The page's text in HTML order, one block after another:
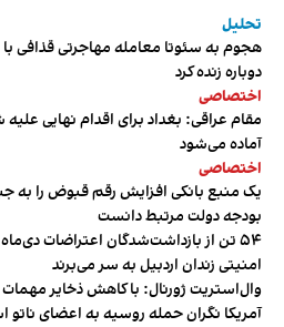
تحلیل
هجوم به سئوتا معامله مهاجرتی قذافی با
دوباره زنده کرد
اختصاصی
مقام عراقی: بغداد برای اقدام نهایی
آماده می‌شود
اختصاصی
یک منبع بانکی افزایش رقم قبوض را به
بودجه دولت مرتبط دانست
۵۴ تن از بازداشت‌شدگان اعتراضات
امنیتی زندان اردبیل به سر می‌برند
وال‌استریت ژورنال: با کاهش ذخایر مهمات
آمریکا نگران حمله روسیه به اعضای ناتو‌